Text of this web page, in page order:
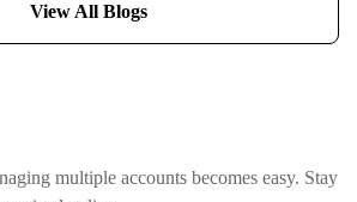
View All Blogs
multiple accounts becomes easy. Stay